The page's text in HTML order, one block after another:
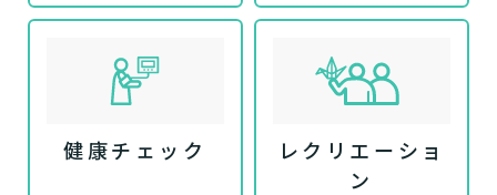
健康チェック
レクリエーショ
ン